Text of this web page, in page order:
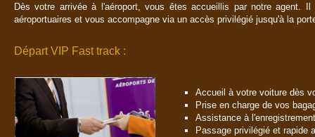
Dès votre arrivée à l'aéroport, vous êtes accueillis par notre agent.
aéroportuaires et vous accompagne via un accès privilégié jusqu'à la
Départ VIP Fast track :
Accueil à votre voiture dès
Prise en charge de vos
Assistance à l'enregistrement
Passage privilégié et rapide